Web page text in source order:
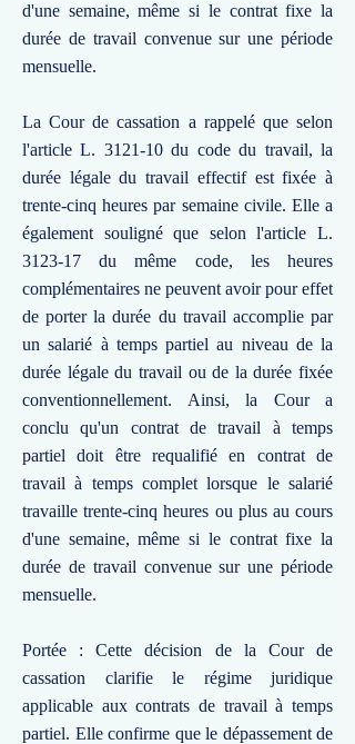
d'une semaine, même si le contrat fixe la
durée de travail convenue sur une période
mensuelle.
La Cour de cassation a rappelé que selon
l'article L. 3121-10 du code du travail, la
durée légale du travail effectif est fixée à
trente-cinq heures par semaine civile. Elle a
également souligné que selon l'article L.
3123-17 du même code, les heures
complémentaires ne peuvent avoir pour effet
de porter la durée du travail accomplie par
un salarié à temps partiel au niveau de la
durée légale du travail ou de la durée fixée
conventionnellement. Ainsi, la Cour a
conclu qu'un contrat de travail à temps
partiel doit être requalifié en contrat de
travail à temps complet lorsque le salarié
travaille trente-cinq heures ou plus au cours
d'une semaine, même si le contrat fixe la
durée de travail convenue sur une période
mensuelle.
Portée : Cette décision de la Cour de
cassation clarifie le régime juridique
applicable aux contrats de travail à temps
partiel. Elle confirme que le dépassement de